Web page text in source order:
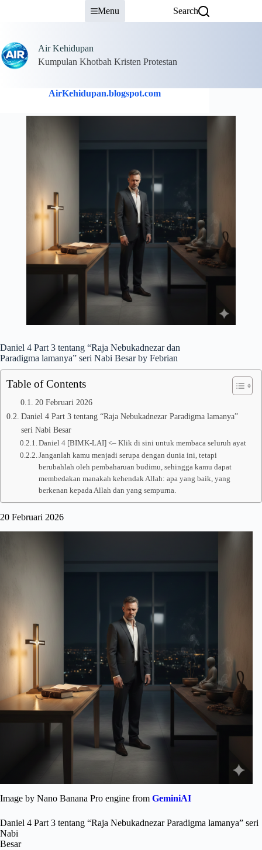
Menu Search
Air Kehidupan
Kumpulan Khotbah Kristen Protestan
AirKehidupan.blogspot.com
Daniel 4 Part 3 tentang “Raja Nebukadnezar dan
Paradigma lamanya” seri Nabi Besar by Febrian
Table of Contents
20 Februari 2026
Daniel 4 Part 3 tentang “Raja Nebukadnezar Paradigma lamanya”
seri Nabi Besar
Daniel 4 [BIMK-LAI] <– Klik di sini untuk membaca seluruh ayat
Janganlah kamu menjadi serupa dengan dunia ini, tetapi
berubahlah oleh pembaharuan budimu, sehingga kamu dapat
membedakan manakah kehendak Allah: apa yang baik, yang
berkenan kepada Allah dan yang sempurna.
20 Februari 2026
Image by Nano Banana Pro engine from GeminiAI
Daniel 4 Part 3 tentang “Raja Nebukadnezar Paradigma lamanya” seri
Nabi
Besar